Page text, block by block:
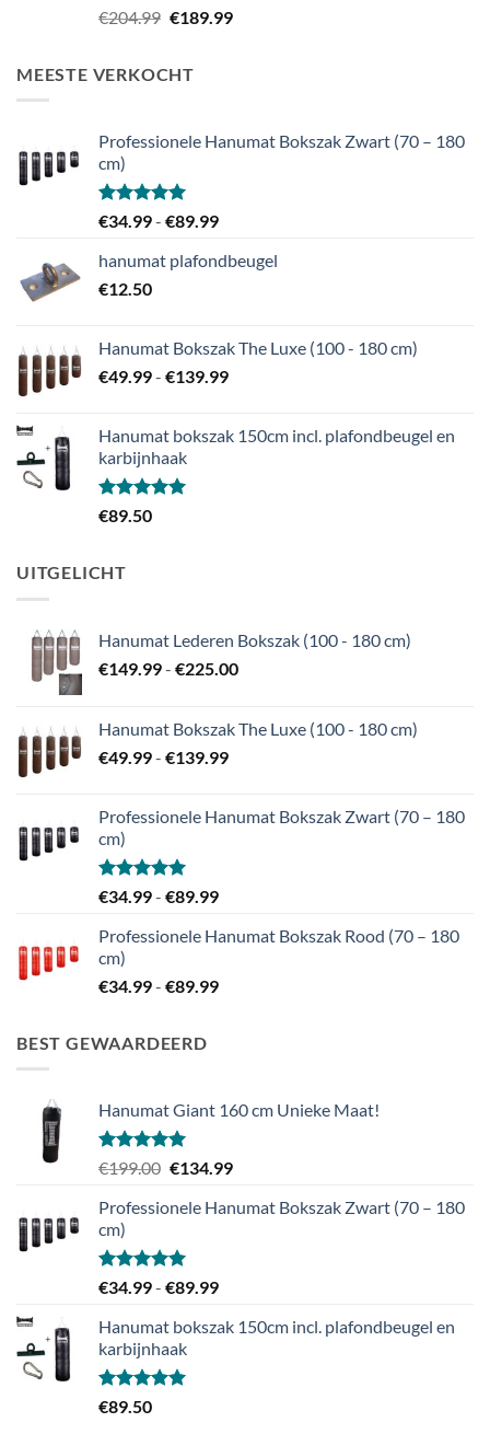
€204.99 Oorspronkelijke
€204.99.
€189.99Huidige
MEESTE VERKOCHT
Professionele Hanumat Bokszak Zwart (70 – 180
cm)
Gewaardeerd
€34.99- €89.99Prijsklasse:
tot
hanumat plafondbeugel
€12.50
Hanumat Bokszak The Luxe (100 - 180 cm)
€49.99- €139.99Prijsklasse:
€139.99
Hanumat bokszak 150cm incl. plafondbeugel en
karbijnhaak
Gewaardeerd
€89.50
UITGELICHT
Hanumat Lederen Bokszak (100 - 180 cm)
€149.99- €225.00Prijsklasse:
€225.00
Hanumat Bokszak The Luxe (100 - 180 cm)
€49.99- €139.99Prijsklasse:
€139.99
Professionele Hanumat Bokszak Zwart (70 – 180
cm)
Gewaardeerd
€34.99- €89.99Prijsklasse:
tot
Professionele Hanumat Bokszak Rood (70 – 180
cm)
€34.99- €89.99Prijsklasse:
BEST GEWAARDEERD
Hanumat Giant 160 cm Unieke Maat!
Gewaardeerd
€199.00 Oorspronkelijke
was:
€134.99Huidige
is:
Professionele Hanumat Bokszak Zwart (70 – 180
cm)
Gewaardeerd
€34.99- €89.99Prijsklasse:
tot
Hanumat bokszak 150cm incl. plafondbeugel en
karbijnhaak
Gewaardeerd
€89.50